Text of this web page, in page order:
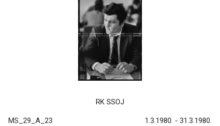
RK SSOJ
MS_29_A_23 1.3.1980. - 31.3.1980.